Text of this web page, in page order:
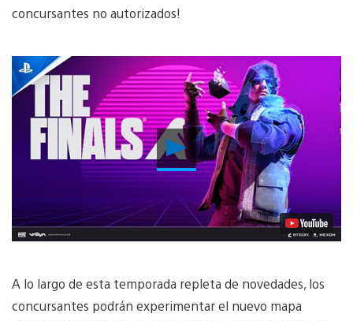
concursantes no autorizados!
Reproducir
Video
A lo largo de esta temporada repleta de novedades, los
concursantes podrán experimentar el nuevo mapa